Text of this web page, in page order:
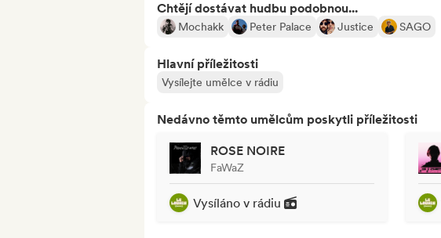
Chtějí dostávat hudbu podobnou...
Mochakk Peter Palace Justice SAGO
Hlavní příležitosti
Vysílejte umělce v rádiu
Nedávno těmto umělcům poskytli příležitosti
ROSE NOIRE
FaWaZ
Vysíláno v rádiu